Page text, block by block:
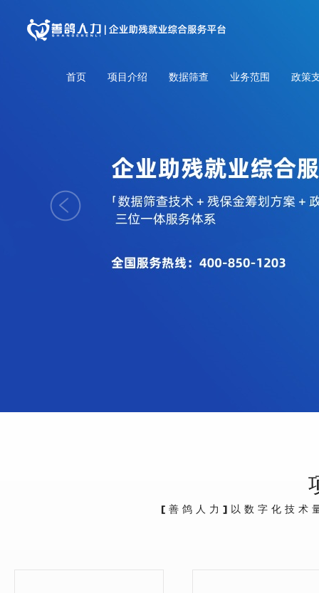
首页 项目介绍 数据筛查 业务范围 政策
[善鸽人力]以数字化技术